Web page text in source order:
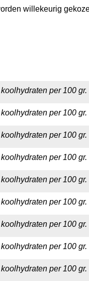
willekeurig
per 100 gr.
per 100 gr.
per 100 gr.
per 100 gr.
per 100 gr.
per 100 gr.
per 100 gr.
per 100 gr.
per 100 gr.